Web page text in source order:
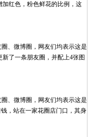
红色，粉色鲜花的比例，这
、微博圈，网友们均表示这是
了一条朋友圈，并配上4张图
、微博圈，网友们均表示这是
，站在一家花圈店门口，其身